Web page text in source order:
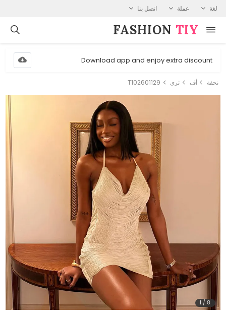
لغة عملة اتصل بنا
FASHION⁠ TIY
Download app and enjoy extra discount
نحفة أف ثري T102601129
1 / 8